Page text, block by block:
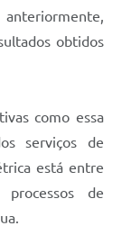
obtidos
como essa
serviços de
está entre
de